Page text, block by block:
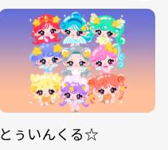
とぅいんくる☆